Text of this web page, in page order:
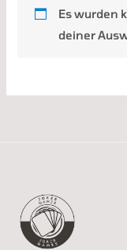
Es wurden
deiner